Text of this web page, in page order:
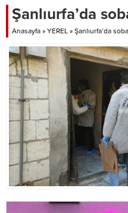
Şanlıurfa’da
Anasayfa » YEREL » Şanlıurfa’da